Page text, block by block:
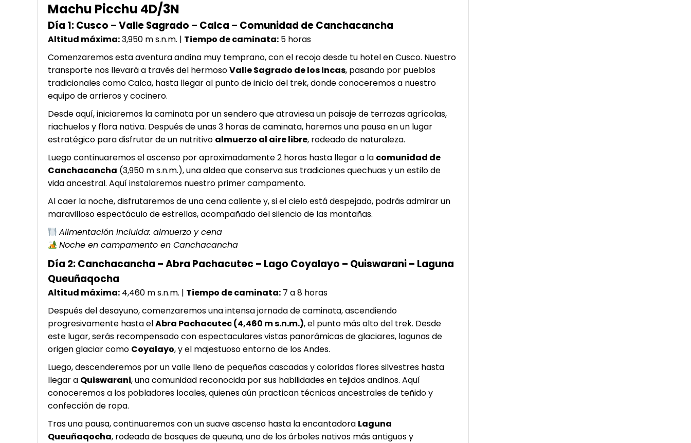
Machu Picchu 4D/3N
Día 1: Cusco – Valle Sagrado – Calca – Comunidad de Canchacancha
Altitud máxima:3,950 m s.n.m. | Tiempo de caminata: 5 horas
Comenzaremos esta aventura andina muy temprano, con el recojo desde tu hotel en Cusco. Nuestro
transporte nos llevará a través del hermosoValle Sagrado de los Incas, pasando por pueblos
tradicionales como Calca, hasta llegar al punto de inicio del trek, donde conoceremos a nuestro
equipo de arrieros y cocinero.
Desde aquí, iniciaremos la caminata por un sendero que atraviesa un paisaje de terrazas agrícolas,
riachuelos y flora nativa. Después de unas 3 horas de caminata, haremos una pausa en un lugar
estratégico para disfrutar de un nutritivo almuerzo al aire libre, rodeado de naturaleza.
Luego continuaremos el ascenso por aproximadamente 2 horas hasta llegar a la comunidad de
Canchacancha (3,950 m s.n.m.), una aldea que conserva sus tradiciones quechuas y un estilo de
vida ancestral. Aquí instalaremos nuestro primer campamento.
Al caer la noche, disfrutaremos de una cena caliente y, si el cielo está despejado, podrás admirar un
maravilloso espectáculo de estrellas, acompañado del silencio de las montañas.
Alimentación incluida: almuerzo y cena
Noche en campamento en Canchacancha
Día 2: Canchacancha – Abra Pachacutec – Lago Coyalayo – Quiswarani – Laguna
Queuñaqocha
Altitud máxima: 4,460 m s.n.m. | Tiempo de caminata: 7 a 8 horas
Después del desayuno, comenzaremos una intensa jornada de caminata, ascendiendo
progresivamente hasta elAbra Pachacutec (4,460 m s.n.m.), el punto más alto del trek. Desde
este lugar, serás recompensado con espectaculares vistas panorámicas de glaciares, lagunas de
origen glaciar como Coyalayo, y el majestuoso entorno de los Andes.
Luego, descenderemos por un valle lleno de pequeñas cascadas y coloridas flores silvestres hasta
llegar a Quiswarani, una comunidad reconocida por sus habilidades en tejidos andinos. Aquí
conoceremos a los pobladores locales, quienes aún practican técnicas ancestrales de teñido y
confección de ropa.
Tras una pausa, continuaremos con un suave ascenso hasta la encantadora Laguna
Queuñaqocha, rodeada de bosques de queuña, uno de los árboles nativos más antiguos y